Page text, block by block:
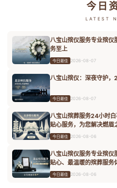
今日
LATEST
八宝山殡仪服务专业殡仪
务至上
今日最佳 2026-08-07
八宝山殡仪：深夜守护
今日最佳 2026-08-07
八宝山殡葬服务24小时
贴心服务，为您解决燃眉
今日最佳 2026-08-06
八宝山殡仪服务专业殡仪
贴心、最温暖的殡葬服务
今日最佳 2026-08-06